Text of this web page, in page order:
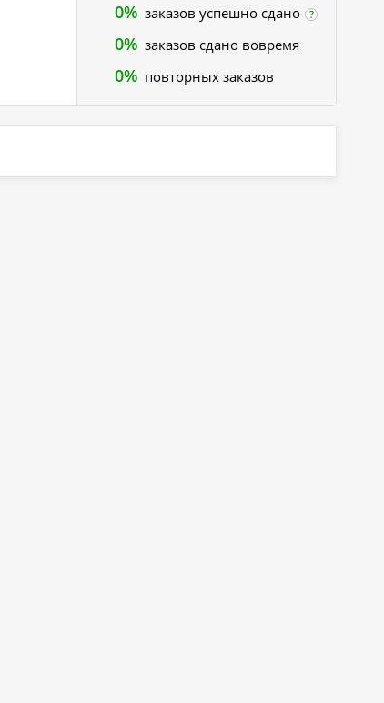
0% заказов успешно сдано ?
0% заказов сдано вовремя
0% повторных заказов